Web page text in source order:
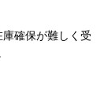
確保が難しく受